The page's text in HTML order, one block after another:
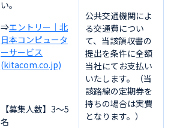
い。
⇒エントリー｜北
日本コンピュータ
ーサービス
(kitacom.co.jp)
【募集人数】3～5
名
公共交通機関によ
る交通費につい
て、当該領収書の
提出を条件に全額
当社にてお支払い
いたします。（当
該路線の定期券を
持ちの場合は実費
となります。）